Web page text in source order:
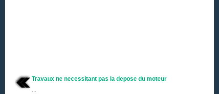
Travaux ne necessitant pas la depose du moteur
...